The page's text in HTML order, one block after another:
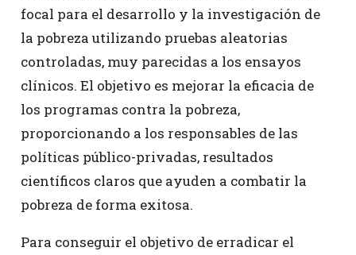
focal para el desarrollo y la investigación de
la pobreza utilizando pruebas aleatorias
controladas, muy parecidas a los ensayos
clínicos. El objetivo es mejorar la eficacia de
los programas contra la pobreza,
proporcionando a los responsables de las
políticas público-privadas, resultados
científicos claros que ayuden a combatir la
pobreza de forma exitosa.
Para conseguir el objetivo de erradicar el